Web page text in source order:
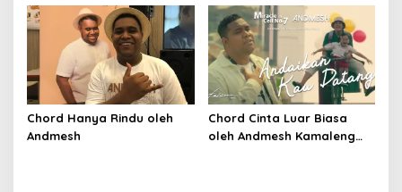
Chord Hanya Rindu oleh
Andmesh
Chord Cinta Luar Biasa
oleh Andmesh Kamaleng